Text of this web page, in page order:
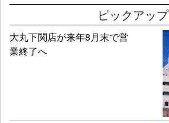
ピックアップ
大丸下関店が来年8月末で営
業終了へ